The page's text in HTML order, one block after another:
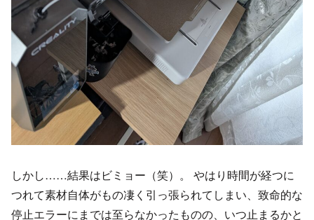
しかし……結果はビミョー（笑）。 やはり時間が経つに
つれて素材自体がもの凄く引っ張られてしまい、致命的な
停止エラーにまでは至らなかったものの、いつ止まるかと